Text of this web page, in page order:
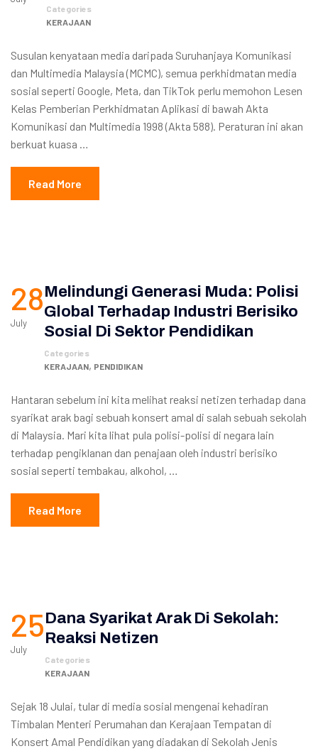
Categories
KERAJAAN
Susulan kenyataan media daripada Suruhanjaya Komunikasi
dan Multimedia Malaysia (MCMC), semua perkhidmatan media
sosial seperti Google, Meta, dan TikTok perlu memohon Lesen
Kelas Pemberian Perkhidmatan Aplikasi di bawah Akta
Komunikasi dan Multimedia 1998 (Akta 588). Peraturan ini akan
berkuat kuasa …
Read More
28
July
Melindungi Generasi Muda: Polisi
Global Terhadap Industri Berisiko
Sosial Di Sektor Pendidikan
Categories
KERAJAAN, PENDIDIKAN
Hantaran sebelum ini kita melihat reaksi netizen terhadap dana
syarikat arak bagi sebuah konsert amal di salah sebuah sekolah
di Malaysia. Mari kita lihat pula polisi-polisi di negara lain
terhadap pengiklanan dan penajaan oleh industri berisiko
sosial seperti tembakau, alkohol, …
Read More
25
July
Dana Syarikat Arak Di Sekolah:
Reaksi Netizen
Categories
KERAJAAN
Sejak 18 Julai, tular di media sosial mengenai kehadiran
Timbalan Menteri Perumahan dan Kerajaan Tempatan di
Konsert Amal Pendidikan yang diadakan di Sekolah Jenis